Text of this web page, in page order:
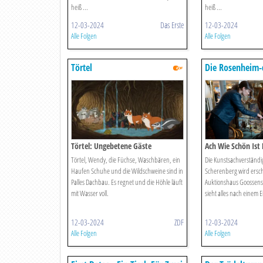
heiß ...
12-03-2024 Das Erste
Alle Folgen
heiß ...
12-03-2024
Alle Folgen
Törtel
Törtel: Ungebetene Gäste
Törtel, Wendy, die Füchse, Waschbären, ein
Haufen Schuhe und die Wildschweine sind in
Palles Dachbau. Es regnet und die Höhle läuft
mit Wasser voll.
12-03-2024 ZDF
Alle Folgen
Die
Ach Wie Schön
Die
Scherenberg wird
Auktionshaus
sieht alles nach einem
12-03-2024
Alle Folgen